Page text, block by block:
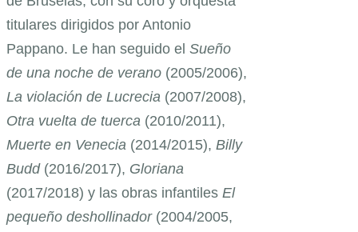
titulares dirigidos por Antonio
Pappano. Le han seguido el Sueño
de una noche de verano (2005/2006),
La violación de Lucrecia (2007/2008),
Otra vuelta de tuerca (2010/2011),
Muerte en Venecia (2014/2015), Billy
Budd(2016/2017), Gloriana
(2017/2018) y las obras infantiles El
pequeño deshollinador(2004/2005,